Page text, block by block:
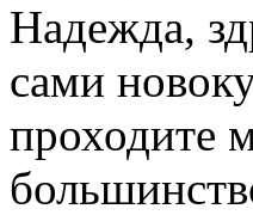
Надежда,
сами
проходите